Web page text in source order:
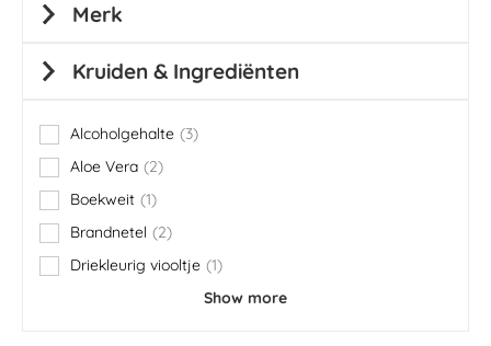
Merk
Kruiden & Ingrediënten
Alcoholgehalte 3
items
Aloe Vera
2
items
Boekweit 1
item
Brandnetel
2
items
Driekleurig viooltje 1
item
Show more